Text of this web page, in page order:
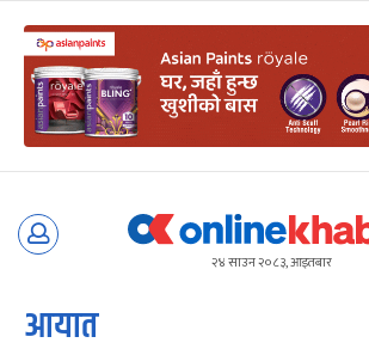
Skip
२४ साउन २०८३, आइतबार
आयात